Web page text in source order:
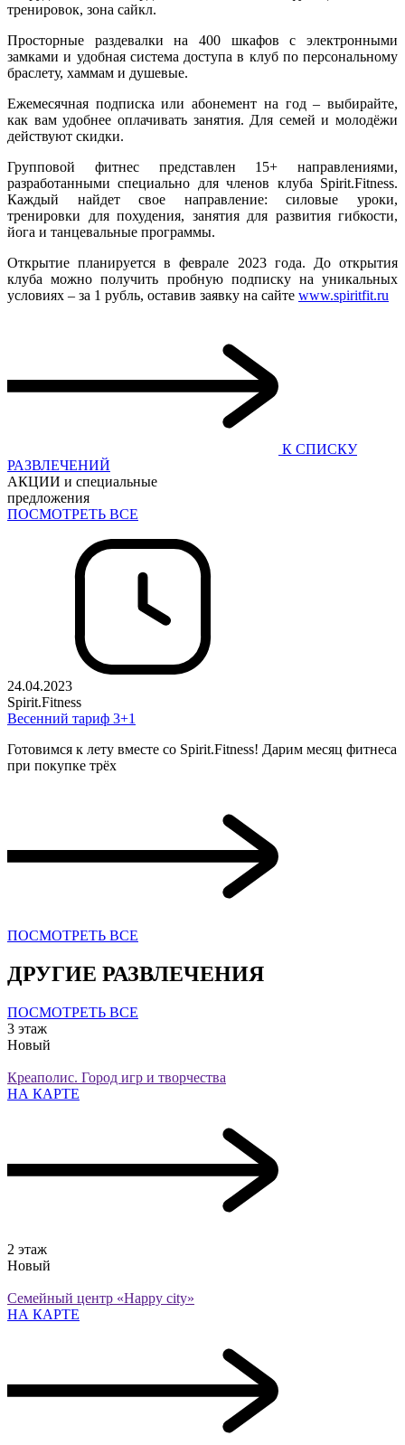
тренировок, зона сайкл.
Просторные раздевалки на 400 шкафов с электронными
замками и удобная система доступа в клуб по персональному
браслету, хаммам и душевые.
Ежемесячная подписка или абонемент на год – выбирайте,
как вам удобнее оплачивать занятия. Для семей и молодёжи
действуют скидки.
Групповой фитнес представлен 15+ направлениями,
разработанными специально для членов клуба Spirit.Fitness.
Каждый найдет свое направление: силовые уроки,
тренировки для похудения, занятия для развития гибкости,
йога и танцевальные программы.
Открытие планируется в феврале 2023 года. До открытия
клуба можно получить пробную подписку на уникальных
условиях – за 1 рубль, оставив заявку на сайте www.spiritfit.ru
К СПИСКУ
РАЗВЛЕЧЕНИЙ
АКЦИИ и специальные
предложения
ПОСМОТРЕТЬ ВСЕ
24.04.2023
Spirit.Fitness
Весенний тариф 3+1
Готовимся к лету вместе со Spirit.Fitness! Дарим месяц фитнеса
при покупке трёх
ПОСМОТРЕТЬ ВСЕ
ДРУГИЕ РАЗВЛЕЧЕНИЯ
ПОСМОТРЕТЬ ВСЕ
3 этаж
Новый
Креаполис. Город игр и творчества
НА КАРТЕ
2 этаж
Новый
Семейный центр «Happy city»
НА КАРТЕ